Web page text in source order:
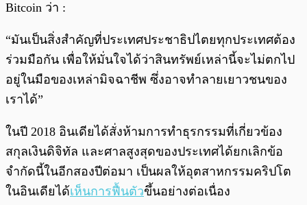
Bitcoin ว่า :
“มันเป็นสิ่งสำคัญที่ประเทศประชาธิปไตยทุกประเทศต้อง
ร่วมมือกัน เพื่อให้มั่นใจได้ว่าสินทรัพย์เหล่านี้จะไม่ตกไป
อยู่ในมือของเหล่ามิจฉาชีพ ซึ่งอาจทำลายเยาวชนของ
เราได้”
ในปี 2018 อินเดียได้สั่งห้ามการทำธุรกรรมที่เกี่ยวข้อง
สกุลเงินดิจิทัล และศาลสูงสุดของประเทศได้ยกเลิกข้อ
จำกัดนี้ในอีกสองปีต่อมา เป็นผลให้อุตสาหกรรมคริปโต
ในอินเดียได้เห็นการฟื้นตัวขึ้นอย่างต่อเนื่อง